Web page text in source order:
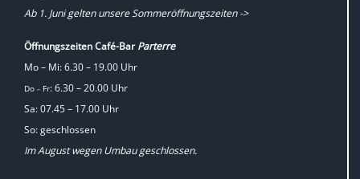
Ab 1. Juni gelten unsere Sommeröffnungszeiten ->
Öffnungszeiten Café-BarParterre
Mo – Mi: 6.30 – 19.00 Uhr
Do – Fr: 6.30 – 20.00 Uhr
Sa: 07.45 – 17.00 Uhr
So: geschlossen
Im August wegen Umbau geschlossen.